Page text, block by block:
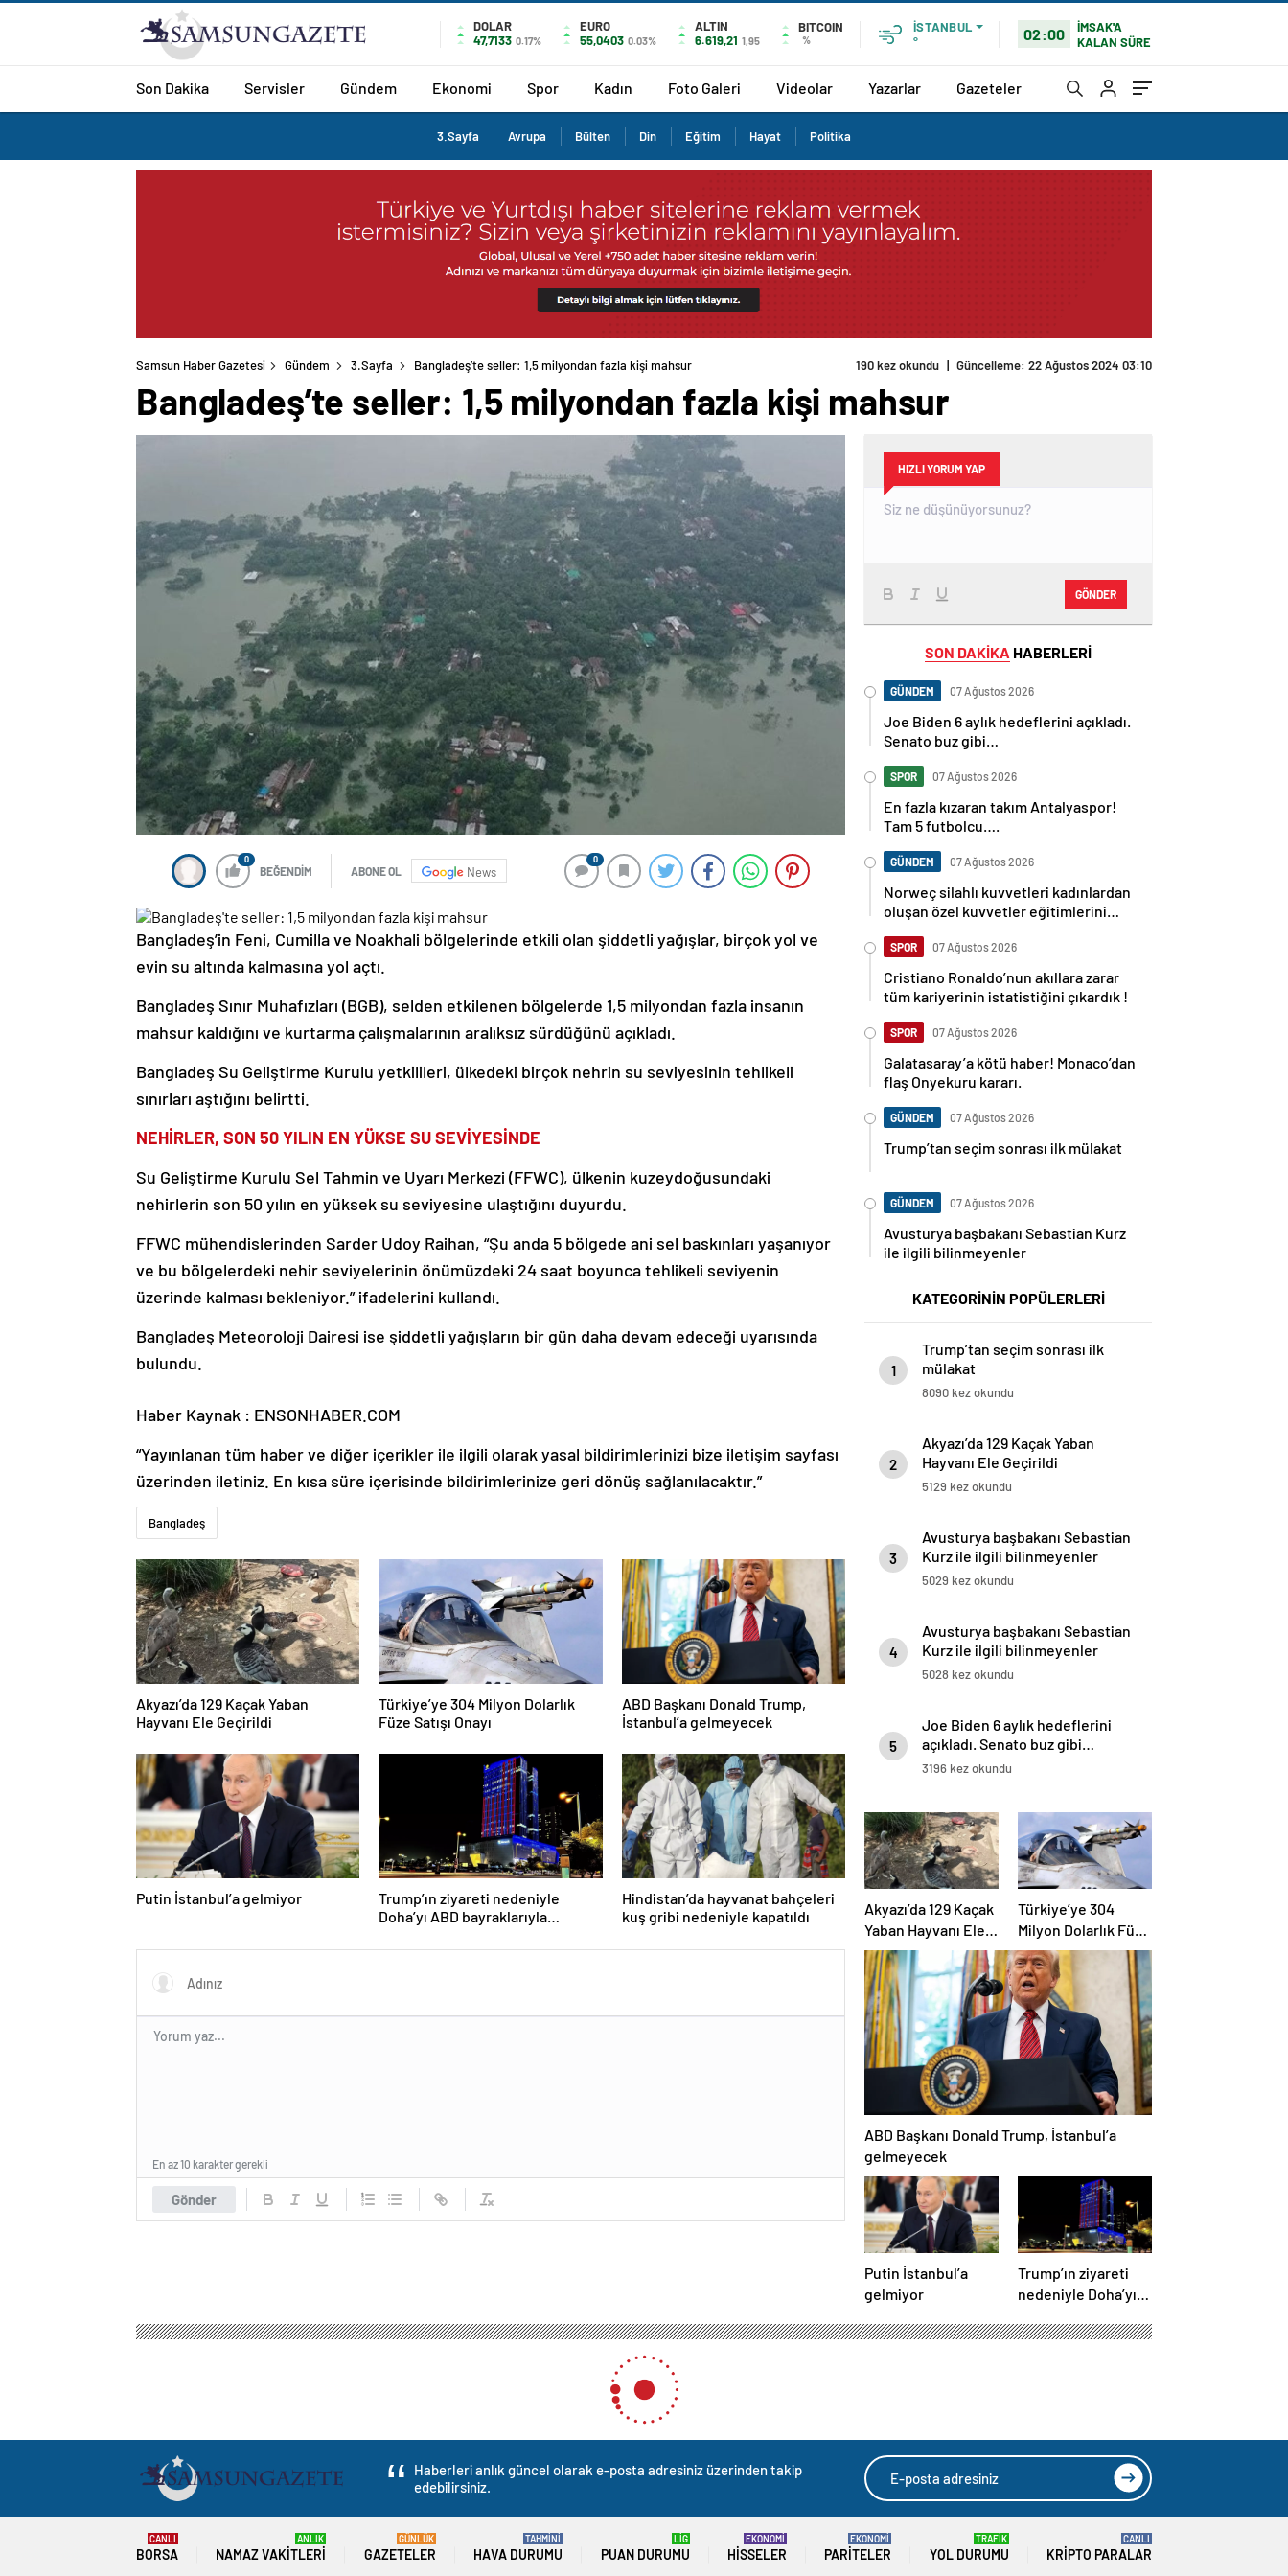
DOLAR
47,7133 0.17%
EURO
55,0403 0.03%
ALTIN
6.619,21 1,95
BITCOIN
%
İSTANBUL
°
02:00
İMSAK'A
KALAN SÜRE
Son Dakika Servisler Gündem Ekonomi Spor Kadın Foto Galeri Videolar Yazarlar Gazeteler
3.Sayfa Avrupa Bülten Din Eğitim Hayat Politika
Samsun Haber Gazetesi Gündem 3.Sayfa Bangladeş’te seller: 1,5 milyondan fazla kişi mahsur
Bangladeş’te seller: 1,5 milyondan fazla kişi mahsur
0
BEĞENDİM ABONE OL News
0
Bangladeş’in Feni, Cumilla ve Noakhali bölgelerinde etkili olan şiddetli yağışlar, birçok yol ve
evin su altında kalmasına yol açtı.
Bangladeş Sınır Muhafızları (BGB), selden etkilenen bölgelerde 1,5 milyondan fazla insanın
mahsur kaldığını ve kurtarma çalışmalarının aralıksız sürdüğünü açıkladı.
Bangladeş Su Geliştirme Kurulu yetkilileri, ülkedeki birçok nehrin su seviyesinin tehlikeli
sınırları aştığını belirtti.
NEHİRLER, SON 50 YILIN EN YÜKSE SU SEVİYESİNDE
Su Geliştirme Kurulu Sel Tahmin ve Uyarı Merkezi (FFWC), ülkenin kuzeydoğusundaki
nehirlerin son 50 yılın en yüksek su seviyesine ulaştığını duyurdu.
FFWC mühendislerinden Sarder Udoy Raihan, “Şu anda 5 bölgede ani sel baskınları yaşanıyor
ve bu bölgelerdeki nehir seviyelerinin önümüzdeki 24 saat boyunca tehlikeli seviyenin
üzerinde kalması bekleniyor.” ifadelerini kullandı.
Bangladeş Meteoroloji Dairesi ise şiddetli yağışların bir gün daha devam edeceği uyarısında
bulundu.
Haber Kaynak : ENSONHABER.COM
“Yayınlanan tüm haber ve diğer içerikler ile ilgili olarak yasal bildirimlerinizi bize iletişim sayfası
üzerinden iletiniz. En kısa süre içerisinde bildirimlerinize geri dönüş sağlanılacaktır.”
Bangladeş
Akyazı’da 129 Kaçak Yaban
Hayvanı Ele Geçirildi
Türkiye’ye 304 Milyon Dolarlık
Füze Satışı Onayı
ABD Başkanı Donald Trump,
İstanbul’a gelmeyecek
Putin İstanbul’a gelmiyor
Trump’ın ziyareti nedeniyle
Doha’yı ABD bayraklarıyla
Hindistan’da hayvanat bahçeleri
kuş gribi nedeniyle kapatıldı
Gönder
En az 10 karakter gerekli
HIZLI YORUM YAP
GÖNDER
SON DAKİKA HABERLERİ
GÜNDEM 07 Ağustos 2026
Joe Biden 6 aylık hedeflerini açıkladı.
Senato buz gibi…
SPOR 07 Ağustos 2026
En fazla kızaran takım Antalyaspor!
Tam 5 futbolcu….
GÜNDEM 07 Ağustos 2026
Norweç silahlı kuvvetleri kadınlardan
oluşan özel kuvvetler eğitimlerini
SPOR 07 Ağustos 2026
Cristiano Ronaldo’nun akıllara zarar
tüm kariyerinin istatistiğini çıkardık !
SPOR 07 Ağustos 2026
Galatasaray’a kötü haber! Monaco’dan
flaş Onyekuru kararı.
GÜNDEM 07 Ağustos 2026
Trump’tan seçim sonrası ilk mülakat
GÜNDEM 07 Ağustos 2026
Avusturya başbakanı Sebastian Kurz
ile ilgili bilinmeyenler
KATEGORİNİN POPÜLERLERİ
1
Trump’tan seçim sonrası ilk
mülakat
8090 kez okundu
2
Akyazı’da 129 Kaçak Yaban
Hayvanı Ele Geçirildi
5129 kez okundu
3
Avusturya başbakanı Sebastian
Kurz ile ilgili bilinmeyenler
5029 kez okundu
4
Avusturya başbakanı Sebastian
Kurz ile ilgili bilinmeyenler
5028 kez okundu
5
Joe Biden 6 aylık hedeflerini
açıkladı. Senato buz gibi…
3196 kez okundu
Akyazı’da 129 Kaçak
Yaban Hayvanı Ele
Geçirildi
Türkiye’ye 304
Milyon Dolarlık Füze
Satışı Onayı
ABD Başkanı Donald Trump, İstanbul’a
gelmeyecek
Putin İstanbul’a
gelmiyor
Trump’ın ziyareti
nedeniyle Doha’yı
donattılar
İsrail’de anket: Yahudilerin yarısı, Gazze’ye saldırıları destekliyor
İsrail’de anket: Yahudilerin yarısı, Gazze’ye saldırıları destekliyor